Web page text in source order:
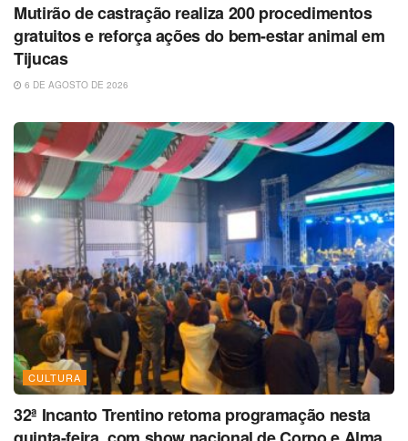
Mutirão de castração realiza 200 procedimentos
gratuitos e reforça ações do bem-estar animal em
Tijucas
6 DE AGOSTO DE 2026
CULTURA
32ª Incanto Trentino retoma programação nesta